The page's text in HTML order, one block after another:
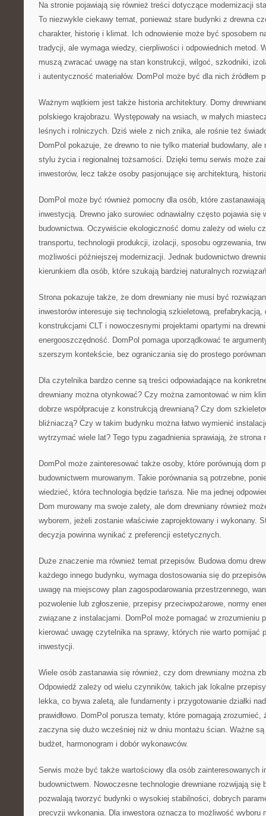
Na stronie pojawiają się również treści dotyczące modernizacji
To niezwykle ciekawy temat, ponieważ stare budynki z drewna
charakter, historię i klimat. Ich odnowienie może być sposobem
tradycji, ale wymaga wiedzy, cierpliwości i odpowiednich metod.
muszą zwracać uwagę na stan konstrukcji, wilgoć, szkodniki,
i autentyczność materiałów. DomPol może być dla nich źródłem
Ważnym wątkiem jest także historia architektury. Domy
polskiego krajobrazu. Występowały na wsiach, w małych
leśnych i rolniczych. Dziś wiele z nich znika, ale rośnie też
DomPol pokazuje, że drewno to nie tylko materiał budowlany,
stylu życia i regionalnej tożsamości. Dzięki temu serwis może
inwestorów, lecz także osoby pasjonujące się architekturą,
DomPol może być również pomocny dla osób, które
inwestycją. Drewno jako surowiec odnawialny często pojawia się
budownictwa. Oczywiście ekologiczność domu zależy od wielu
transportu, technologii produkcji, izolacji, sposobu ogrzewania,
możliwości późniejszej modernizacji. Jednak budownictwo
kierunkiem dla osób, które szukają bardziej naturalnych
Strona pokazuje także, że dom drewniany nie musi być
inwestorów interesuje się technologią szkieletową, prefabrykacją,
konstrukcjami CLT i nowoczesnymi projektami opartymi na
energooszczędność. DomPol pomaga uporządkować te
szerszym kontekście, bez ograniczania się do prostego
Dla czytelnika bardzo cenne są treści odpowiadające na
drewniany można otynkować? Czy można zamontować w nim
dobrze współpracuje z konstrukcją drewnianą? Czy dom
bliźniaczą? Czy w takim budynku można łatwo wymienić
wytrzymać wiele lat? Tego typu zagadnienia sprawiają, że strona
DomPol może zainteresować także osoby, które porównują dom
budownictwem murowanym. Takie porównania są potrzebne,
wiedzieć, która technologia będzie tańsza. Nie ma jednej
Dom murowany ma swoje zalety, ale dom drewniany również
wyborem, jeżeli zostanie właściwie zaprojektowany i wykonany.
decyzja powinna wynikać z preferencji estetycznych.
Duże znaczenie ma również temat przepisów. Budowa domu
każdego innego budynku, wymaga dostosowania się do
uwagę na miejscowy plan zagospodarowania przestrzennego,
pozwolenie lub zgłoszenie, przepisy przeciwpożarowe, normy
związane z instalacjami. DomPol może pomagać w zrozumieniu
kierować uwagę czytelnika na sprawy, których nie warto pomijać
inwestycji.
Wiele osób zastanawia się również, czy dom drewniany można
Odpowiedź zależy od wielu czynników, takich jak lokalne
lekka, co bywa zaletą, ale fundamenty i przygotowanie działki
prawidłowo. DomPol porusza tematy, które pomagają zrozumieć,
zaczyna się dużo wcześniej niż w dniu montażu ścian. Ważne są
budżet, harmonogram i dobór wykonawców.
Serwis może być także wartościowy dla osób zainteresowanych
budownictwem. Nowoczesne technologie drewniane rozwijają się
pozwalają tworzyć budynki o wysokiej stabilności, dobrych
precyzji wykonania. Dla inwestora oznacza to możliwość wyboru